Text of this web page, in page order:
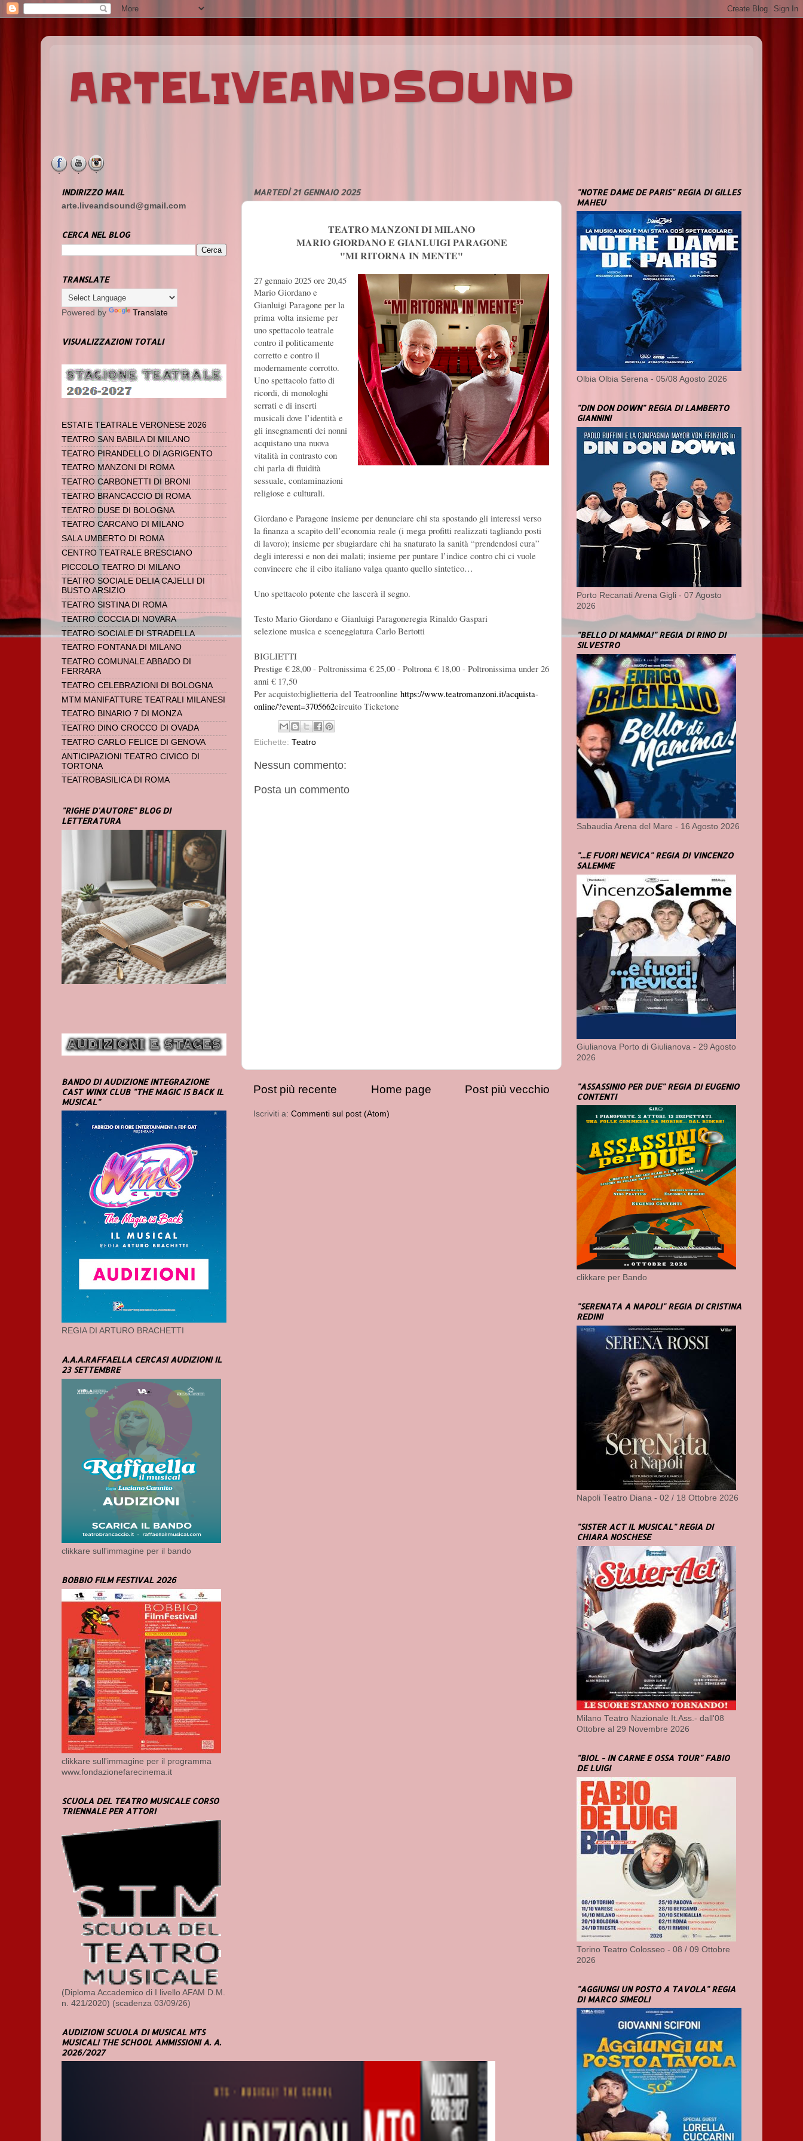
ARTELIVEANDSOUND
MARTEDÌ 21 GENNAIO 2025
TEATRO MANZONI DI MILANO
MARIO GIORDANO E GIANLUIGI PARAGONE
"MI RITORNA IN MENTE"
27 gennaio 2025 ore 20,45
Mario Giordano e
Gianluigi Paragone per la
prima volta insieme per
uno spettacolo teatrale
contro il politicamente
corretto e contro il
modernamente corrotto.
Uno spettacolo fatto di
ricordi, di monologhi
serrati e di inserti
musicali dove l’identità e
gli insegnamenti dei nonni
acquistano una nuova
vitalità in contrasto con
chi parla di fluidità
sessuale, contaminazioni
religiose e culturali.
Giordano e Paragone insieme per denunciare chi sta spostando gli interessi verso
la finanza a scapito dell’economia reale (i mega profitti realizzati tagliando posti
di lavoro); insieme per sbugiardare chi ha snaturato la sanità “prendendosi cura”
degli interessi e non dei malati; insieme per puntare l’indice contro chi ci vuole
convincere che il cibo italiano valga quanto quello sintetico…
Uno spettacolo potente che lascerà il segno.
Testo Mario Giordano e Gianluigi Paragoneregia Rinaldo Gaspari
selezione musica e sceneggiatura Carlo Bertotti
BIGLIETTI
Prestige € 28,00 - Poltronissima € 25,00 - Poltrona € 18,00 - Poltronissima under 26
anni € 17,50
Per acquisto:biglietteria del Teatroonline https://www.teatromanzoni.it/acquista-
online/?event=3705662circuito Ticketone
Etichette: Teatro
Nessun commento:
Posta un commento
Post più recente Post più vecchio
Home page
Iscriviti a: Commenti sul post (Atom)
INDIRIZZO MAIL
arte.liveandsound@gmail.com
CERCA NEL BLOG
TRANSLATE
Powered by Translate
VISUALIZZAZIONI TOTALI
ESTATE TEATRALE VERONESE 2026
TEATRO SAN BABILA DI MILANO
TEATRO PIRANDELLO DI AGRIGENTO
TEATRO MANZONI DI ROMA
TEATRO CARBONETTI DI BRONI
TEATRO BRANCACCIO DI ROMA
TEATRO DUSE DI BOLOGNA
TEATRO CARCANO DI MILANO
SALA UMBERTO DI ROMA
CENTRO TEATRALE BRESCIANO
PICCOLO TEATRO DI MILANO
TEATRO SOCIALE DELIA CAJELLI DI
BUSTO ARSIZIO
TEATRO SISTINA DI ROMA
TEATRO COCCIA DI NOVARA
TEATRO SOCIALE DI STRADELLA
TEATRO FONTANA DI MILANO
TEATRO COMUNALE ABBADO DI
FERRARA
TEATRO CELEBRAZIONI DI BOLOGNA
MTM MANIFATTURE TEATRALI MILANESI
TEATRO BINARIO 7 DI MONZA
TEATRO DINO CROCCO DI OVADA
TEATRO CARLO FELICE DI GENOVA
ANTICIPAZIONI TEATRO CIVICO DI
TORTONA
TEATROBASILICA DI ROMA
"RIGHE D'AUTORE" BLOG DI
LETTERATURA
BANDO DI AUDIZIONE INTEGRAZIONE
CAST WINX CLUB "THE MAGIC IS BACK IL
MUSICAL"
REGIA DI ARTURO BRACHETTI
A.A.A.RAFFAELLA CERCASI AUDIZIONI IL
23 SETTEMBRE
clikkare sull'immagine per il bando
BOBBIO FILM FESTIVAL 2026
clikkare sull'immagine per il programma
www.fondazionefarecinema.it
SCUOLA DEL TEATRO MUSICALE CORSO
TRIENNALE PER ATTORI
(Diploma Accademico di I livello AFAM D.M.
n. 421/2020) (scadenza 03/09/26)
AUDIZIONI SCUOLA DI MUSICAL MTS
MUSICAL! THE SCHOOL AMMISSIONI A. A.
2026/2027
"NOTRE DAME DE PARIS" REGIA DI GILLES
MAHEU
Olbia Olbia Serena - 05/08 Agosto 2026
"DIN DON DOWN" REGIA DI LAMBERTO
GIANNINI
Porto Recanati Arena Gigli - 07 Agosto
2026
"BELLO DI MAMMA!" REGIA DI RINO DI
SILVESTRO
Sabaudia Arena del Mare - 16 Agosto 2026
"...E FUORI NEVICA" REGIA DI VINCENZO
SALEMME
Giulianova Porto di Giulianova - 29 Agosto
2026
"ASSASSINIO PER DUE" REGIA DI EUGENIO
CONTENTI
clikkare per Bando
"SERENATA A NAPOLI" REGIA DI CRISTINA
REDINI
Napoli Teatro Diana - 02 / 18 Ottobre 2026
"SISTER ACT IL MUSICAL" REGIA DI
CHIARA NOSCHESE
Milano Teatro Nazionale It.Ass.- dall'08
Ottobre al 29 Novembre 2026
"BIOL - IN CARNE E OSSA TOUR" FABIO
DE LUIGI
Torino Teatro Colosseo - 08 / 09 Ottobre
2026
"AGGIUNGI UN POSTO A TAVOLA" REGIA
DI MARCO SIMEOLI